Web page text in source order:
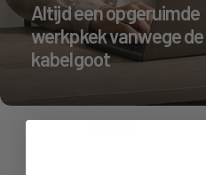
Altijd een opgeruimde
werkpkek vanwege de
kabelgoot